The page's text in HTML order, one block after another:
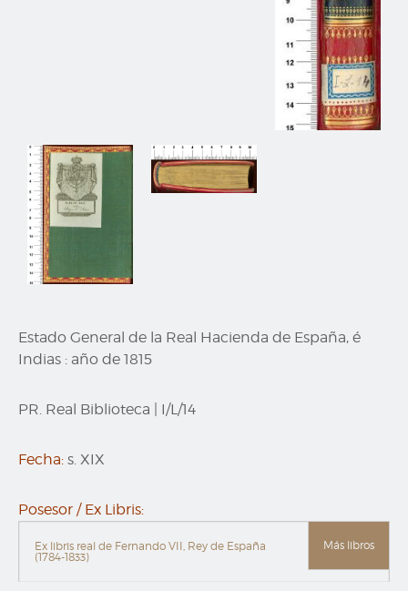
Estado General de la Real Hacienda de España, é
Indias : año de 1815
PR. Real Biblioteca I/L/14
Fecha: s. XIX
Posesor / Ex Libris:
Ex libris real de Fernando VII, Rey de España
(1784-1833)
Más libros